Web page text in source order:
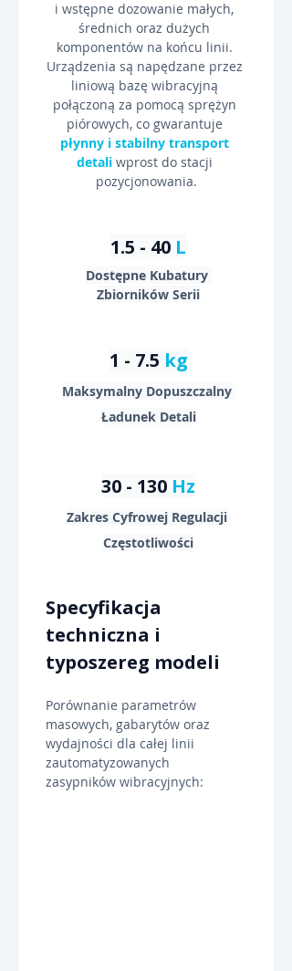
i wstępne dozowanie małych,
średnich oraz dużych
komponentów na końcu linii.
Urządzenia są napędzane przez
liniową bazę wibracyjną
połączoną za pomocą sprężyn
piórowych, co gwarantuje
płynny i stabilny transport
detali wprost do stacji
pozycjonowania.
1.5 - 40 L
Dostępne Kubatury
Zbiorników Serii
1 - 7.5 kg
Maksymalny Dopuszczalny
Ładunek Detali
30 - 130 Hz
Zakres Cyfrowej Regulacji
Częstotliwości
Specyfikacja
techniczna i
typoszereg modeli
Porównanie parametrów
masowych, gabarytów oraz
wydajności dla całej linii
zautomatyzowanych
zasypników wibracyjnych: